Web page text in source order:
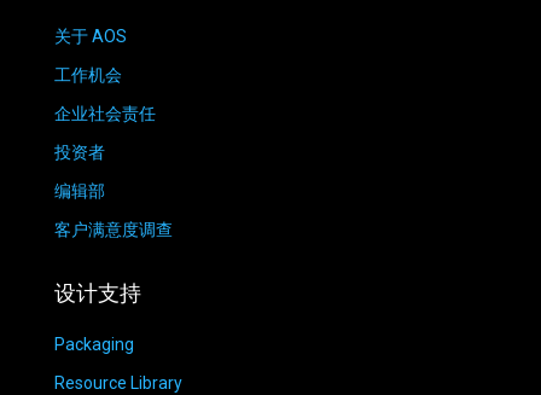
关于 AOS
工作机会
企业社会责任
投资者
编辑部
客户满意度调查
设计支持
Packaging
Resource Library